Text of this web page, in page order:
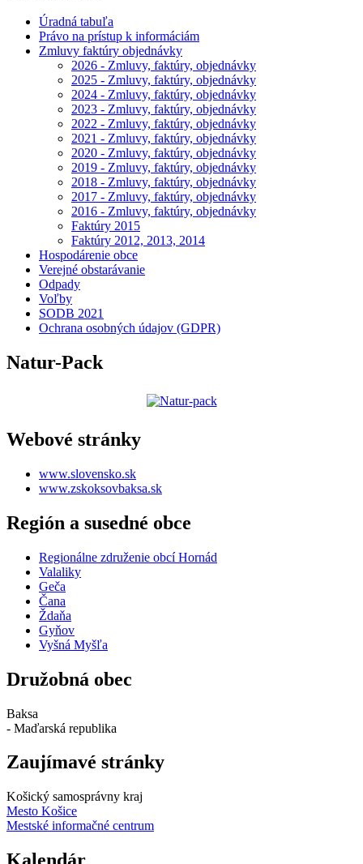
Úradná tabuľa
Právo na prístup k informáciám
Zmluvy faktúry objednávky
2026 - Zmluvy, faktúry, objednávky
2025 - Zmluvy, faktúry, objednávky
2024 - Zmluvy, faktúry, objednávky
2023 - Zmluvy, faktúry, objednávky
2022 - Zmluvy, faktúry, objednávky
2021 - Zmluvy, faktúry, objednávky
2020 - Zmluvy, faktúry, objednávky
2019 - Zmluvy, faktúry, objednávky
2018 - Zmluvy, faktúry, objednávky
2017 - Zmluvy, faktúry, objednávky
2016 - Zmluvy, faktúry, objednávky
Faktúry 2015
Faktúry 2012, 2013, 2014
Hospodárenie obce
Verejné obstarávanie
Odpady
Voľby
SODB 2021
Ochrana osobných údajov (GDPR)
Natur-Pack
Webové stránky
www.slovensko.sk
www.zskoksovbaksa.sk
Región a susedné obce
Regionálne združenie obcí Hornád
Valaliky
Geča
Čana
Ždaňa
Gyňov
Vyšná Myšľa
Družobná obec
Baksa
- Maďarská republika
Zaujímavé stránky
Košický samosprávny kraj
Mesto Košice
Mestské informačné centrum